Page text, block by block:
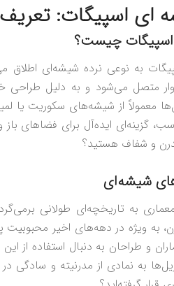
ای اسپیگات:
چیست؟
به نوعی نرده شیشه‌ای اطلاق
متصل می‌شود و به دلیل
معمولاً از شیشه‌های سکوریت یا
گزینه‌ای ایده‌آل برای
و شفاف هستید؟
شیشه‌ای
به تاریخچه‌ای طولانی
به ویژه در دهه‌های اخیر محبوبیت
و طراحان به دنبال استفاده از
به نمادی از مدرنیته و